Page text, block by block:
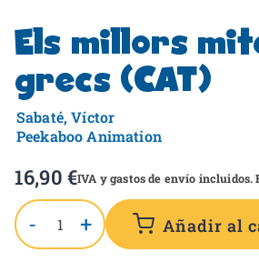
Els millors
grecs (CAT)
Sabaté, Víctor
Peekaboo Animation
16,90 €IVA y gastos de envío incluidos.
- + Añadir al